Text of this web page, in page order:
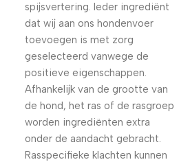
spijsvertering. Ieder ingrediënt
dat wij aan ons hondenvoer
toevoegen is met zorg
geselecteerd vanwege de
positieve eigenschappen.
Afhankelijk van de grootte van
de hond, het ras of de rasgroep
worden ingrediënten extra
onder de aandacht gebracht.
Rasspecifieke klachten kunnen